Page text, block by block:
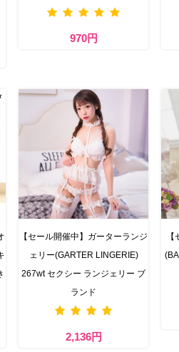
970円
【セール開催中】ガーターランジ
ェリー(GARTER LINGERIE)
267wt セクシー ランジェリー ブ
ランド
2,136円